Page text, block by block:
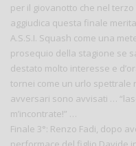
per il giovanotto che nel
aggiudica questa finale
A.S.S.I. Squash come una
prosequio della stagione se
destato molto interesse e
tornei come un urlo spettrale
avversari sono avvisati …
m’incontrate!” …
Finale 3°: Renzo Fadi, dopo